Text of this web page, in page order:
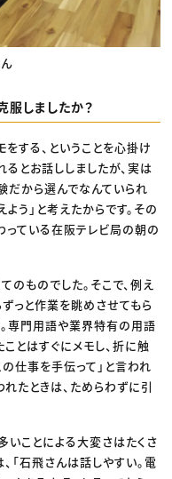
服しましたか？
をする、ということを心掛け
とお話ししましたが、実は
だから選んでなんていられ
う」と考えたからです。その
っている在阪テレビ局の朝の
のものでした。そこで、例え
っと作業を眺めさせてもら
専門用語や業界特有の用語
とはすぐにメモし、折に触
の仕事を手伝って」と言われ
れたときは、ためらわずに引
いことによる大変さはたくさ
「石飛さんは話しやすい。電